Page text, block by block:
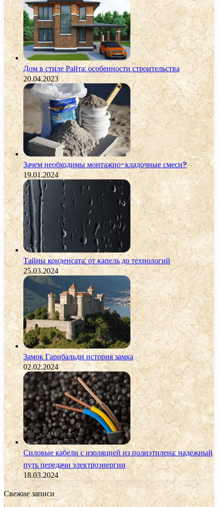
Дом в стиле Райта: особенности строительства
20.04.2023
Зачем необходимы монтажно-кладочные смеси?
19.01.2024
Тайны конденсата: от капель до технологий
25.03.2024
Замок Гарибальди история замка
02.02.2024
Силовые кабели с изоляцией из полиэтилена: надежный
путь передачи электроэнергии
18.03.2024
Свежие записи